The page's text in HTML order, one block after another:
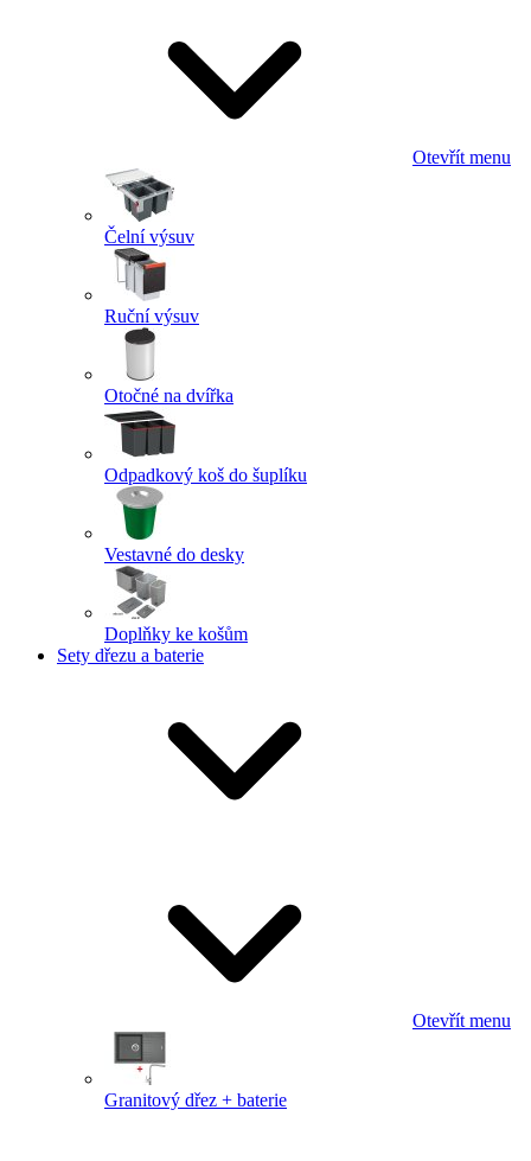
Otevřít menu
Čelní výsuv
Ruční výsuv
Otočné na dvířka
Odpadkový koš do šuplíku
Vestavné do desky
Doplňky ke košům
Sety dřezu a baterie
Otevřít menu
Granitový dřez + baterie